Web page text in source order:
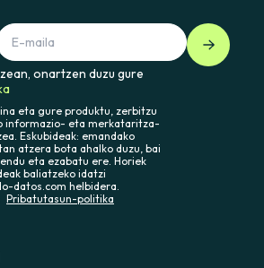
onartzen duzu gure
eta gure produktu, zerbitzu
informazio- eta merkataritza-
Eskubideak: emandako
atzera bota ahalko duzu, bai
eta ezabatu ere. Horiek
baliatzeko idatzi
datos.com helbidera.
Pribatutasun-politika